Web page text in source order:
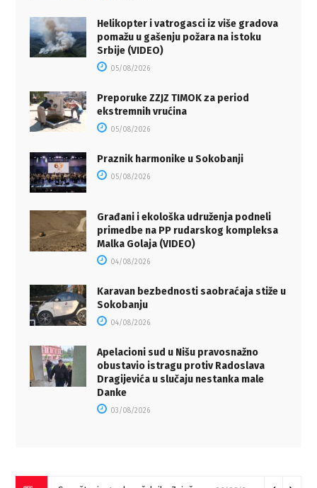
Helikopter i vatrogasci iz više gradova
pomažu u gašenju požara na istoku
Srbije (VIDEO)
05/08/2026
Preporuke ZZJZ TIMOK za period
ekstremnih vrućina
05/08/2026
Praznik harmonike u Sokobanji
05/08/2026
Građani i ekološka udruženja podneli
primedbe na PP rudarskog kompleksa
Malka Golaja (VIDEO)
04/08/2026
Karavan bezbednosti saobraćaja stiže u
Sokobanju
04/08/2026
Apelacioni sud u Nišu pravosnažno
obustavio istragu protiv Radoslava
Dragijevića u slučaju nestanka male
Danke
03/08/2026